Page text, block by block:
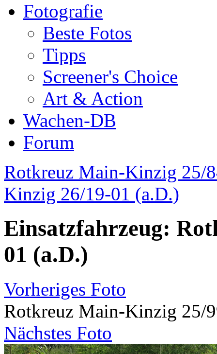
Fotografie
Beste Fotos
Tipps
Screener's Choice
Art & Action
Wachen-DB
Forum
Rotkreuz Main-Kinzig 25/
Kinzig 26/19-01 (a.D.)
Einsatzfahrzeug:
01 (a.D.)
Vorheriges Foto
Rotkreuz Main-Kinzig 25/
Nächstes Foto